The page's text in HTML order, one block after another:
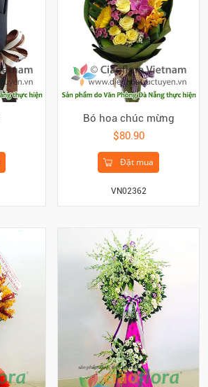
Bó hoa chúc mừng
$80.90
Đặt mua
VN02362